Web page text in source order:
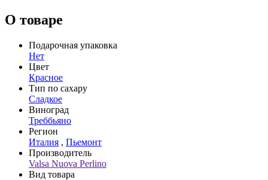
О товаре
Подарочная упаковка
Нет
Цвет
Красное
Тип по сахару
Сладкое
Виноград
Треббьяно
Регион
Италия , Пьемонт
Производитель
Valsa Nuova Perlino
Вид товара